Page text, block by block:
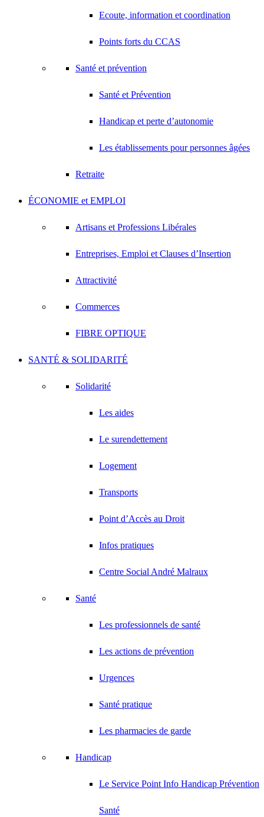
Ecoute, information et coordination
Points forts du CCAS
Santé et prévention
Santé et Prévention
Handicap et perte d’autonomie
Les établissements pour personnes âgées
Retraite
ÉCONOMIE et EMPLOI
Artisans et Professions Libérales
Entreprises, Emploi et Clauses d’Insertion
Attractivité
Commerces
FIBRE OPTIQUE
SANTÉ & SOLIDARITÉ
Solidarité
Les aides
Le surendettement
Logement
Transports
Point d’Accès au Droit
Infos pratiques
Centre Social André Malraux
Santé
Les professionnels de santé
Les actions de prévention
Urgences
Santé pratique
Les pharmacies de garde
Handicap
Le Service Point Info Handicap Prévention
Santé